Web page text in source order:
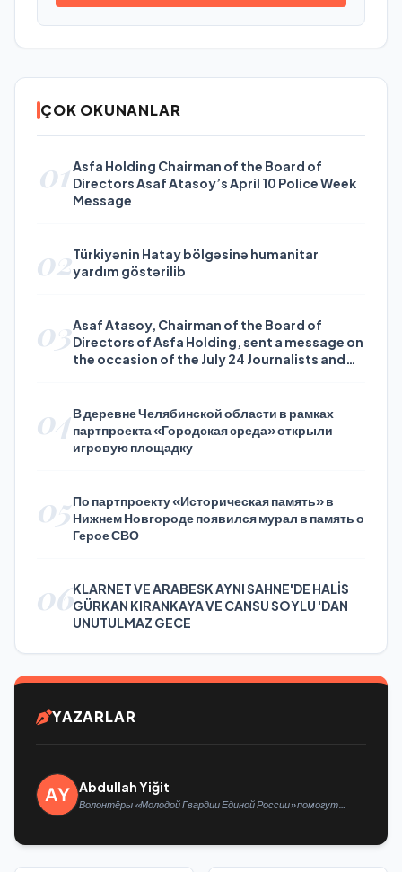
ÇOK OKUNANLAR
01Asfa Holding Chairman of the Board of
Directors Asaf Atasoy’s April 10 Police Week
Message
02Türkiyənin Hatay bölgəsinə humanitar
yardım göstərilib
03Asaf Atasoy, Chairman of the Board of
Directors of Asfa Holding, sent a message on
the occasion of the July 24 Journalists and
04В деревне Челябинской области в рамках
партпроекта «Городская среда» открыли
игровую площадку
05По партпроекту «Историческая память» в
Нижнем Новгороде появился мурал в память о
Герое СВО
06KLARNET VE ARABESK AYNI SAHNE'DE HALİS
GÜRKAN KIRANKAYA VE CANSU SOYLU 'DAN
UNUTULMAZ GECE
YAZARLAR
Abdullah Yiğit
Волонтёры «Молодой Гвардии Единой России» помогут